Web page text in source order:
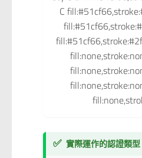
C
✅ 實際運作的認證類型